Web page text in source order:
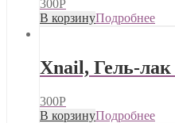
300Р
В корзинуПодробнее
Xnail, Гель-
300Р
В корзинуПодробнее